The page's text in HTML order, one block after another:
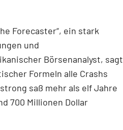
Forecaster“, ein stark
und
Börsenanalyst, sagt
Formeln alle Crashs
saß mehr als elf Jahre
700 Millionen Dollar